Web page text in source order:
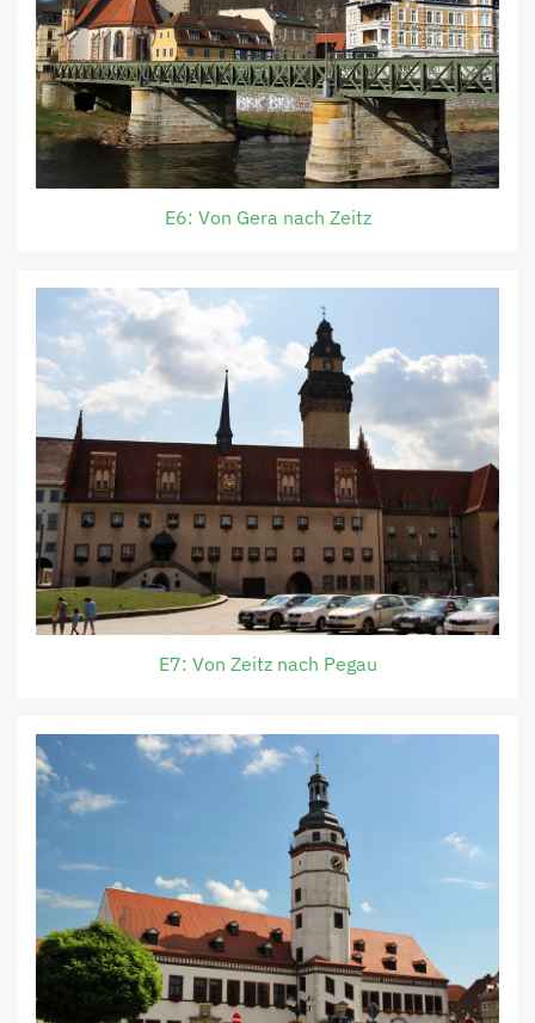
E6: Von Gera nach Zeitz
E7: Von Zeitz nach Pegau